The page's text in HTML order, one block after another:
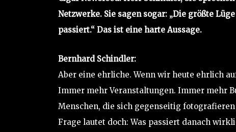
Netzwerke. Sie sagen sogar: „Die größte
passiert.“ Das ist eine harte Aussage.
Bernhard Schindler:
Aber eine ehrliche. Wenn wir heute ehrlich
Immer mehr Veranstaltungen. Immer mehr
Menschen, die sich gegenseitig
Frage lautet doch: Was passiert danach